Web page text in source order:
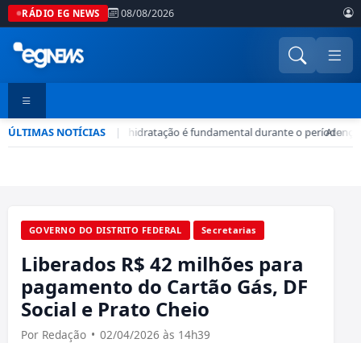
RÁDIO EG NEWS 08/08/2026
ÚLTIMAS NOTÍCIAS |
Seca no DF: hidratação é fundamental durante o período
•
GOVERNO DO DISTRITO FEDERAL Secretarias
Liberados R$ 42 milhões para
pagamento do Cartão Gás, DF
Social e Prato Cheio
Por Redação • 02/04/2026 às 14h39